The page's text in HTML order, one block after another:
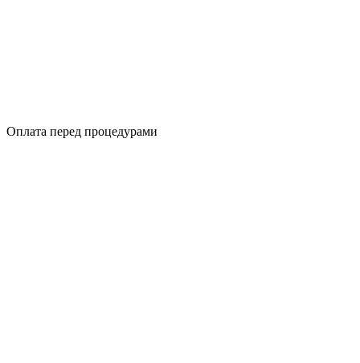
Оплата перед процедурами